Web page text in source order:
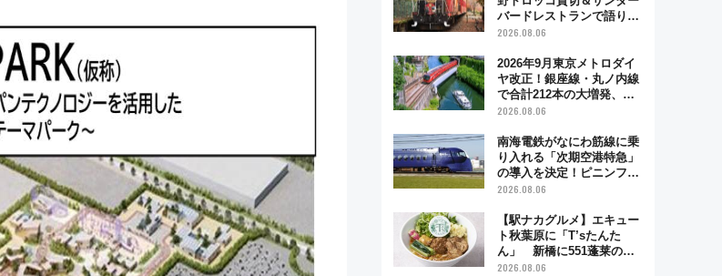
バードレストランで語り合
う秋の京都 斉藤雪乃＆福
日「京都の鉄道満喫ツア
ー」開催
2026.08.06
2026年9月東京メトロダイ
ヤ改正！銀座線・丸ノ内線
で合計212本の大増発、混
雑緩和に期待
2026.08.06
南海電鉄がなにわ筋線に乗
り入れる「次期空港特急」
の導入を決定！ピニンファ
リーナによる日本初の鉄道
2026.08.06
【駅ナカグルメ】エキュー
ト秋葉原に「T’sたんた
ん」 新橋に551蓬莱の
DNAを継ぐ「東京豚饅」、
2026.08.06